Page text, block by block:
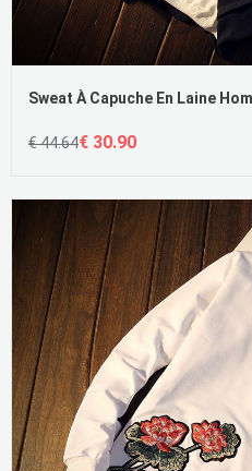
€ 44.64€ 30.90